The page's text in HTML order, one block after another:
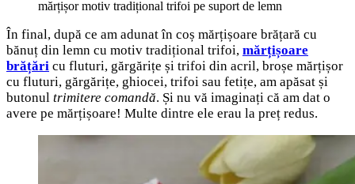
mărțișor motiv tradițional trifoi pe suport de lemn
În final, după ce am adunat în coș mărțișoare brățară cu
bănuț din lemn cu motiv tradițional trifoi, mărțișoare
brățări cu fluturi, gărgărițe și trifoi din acril, broșe mărțișor
cu fluturi, gărgărițe, ghiocei, trifoi sau fetițe, am apăsat și
butonul trimitere comandă. Și nu vă imaginați că am dat o
avere pe mărțișoare! Multe dintre ele erau la preț redus.